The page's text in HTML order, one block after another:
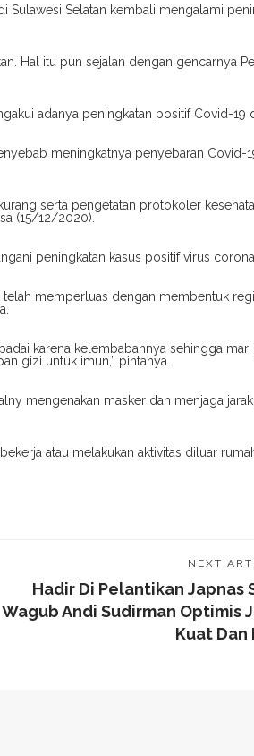
Sulawesi Selatan kembali mengalami
Hal itu pun sejalan dengan gencarnya
adanya peningkatan positif Covid-19
meningkatnya penyebaran Covid-
serta pengetatan protokoler
(15/12/2020).
peningkatan kasus positif virus corona.
telah memperluas dengan membentuk
karena kelembabannya sehingga
gizi untuk imun,” pintanya.
mengenakan masker dan menjaga
atau melakukan aktivitas diluar
NEXT
Hadir Di Pelantikan Japnas
Wagub Andi Sudirman Optimis
Kuat Dan